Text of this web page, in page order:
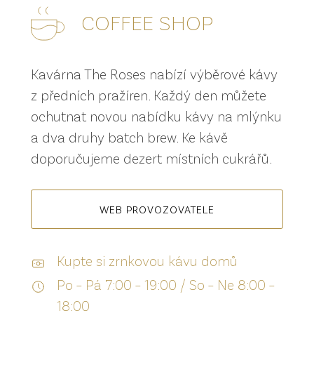
COFFEE SHOP
Kavárna The Roses nabízí výběrové kávy
z předních pražíren. Každý den můžete
ochutnat novou nabídku kávy na mlýnku
a dva druhy batch brew. Ke kávě
doporučujeme dezert místních cukrářů.
WEB PROVOZOVATELE
Kupte si zrnkovou kávu domů
Po – Pá 7:00 – 19:00 / So – Ne 8:00 –
18:00